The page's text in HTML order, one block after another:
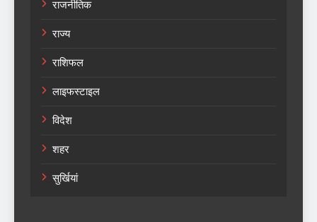
राजनीतिक
राज्य
राशिफल
लाइफस्टाइल
विदेश
शहर
सुर्खियां